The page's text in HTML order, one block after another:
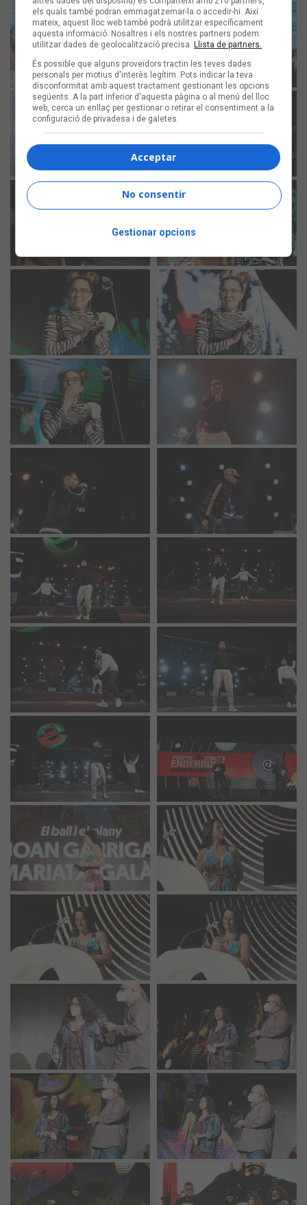
els quals també podran emmagatzemar-la o accedir-hi. Així
mateix, aquest lloc web també podrà utilitzar específicament
aquesta informació. Nosaltres i els nostres partners podem
utilitzar dades de geolocalització precisa. Llista de partners.
És possible que alguns proveïdors tractin les teves dades
personals per motius d'interès legítim. Pots indicar la teva
disconformitat amb aquest tractament gestionant les opcions
següents. A la part inferior d'aquesta pàgina o al menú del lloc
web, cerca un enllaç per gestionar o retirar el consentiment a la
configuració de privadesa i de galetes.
Acceptar
No consentir
Gestionar opcions